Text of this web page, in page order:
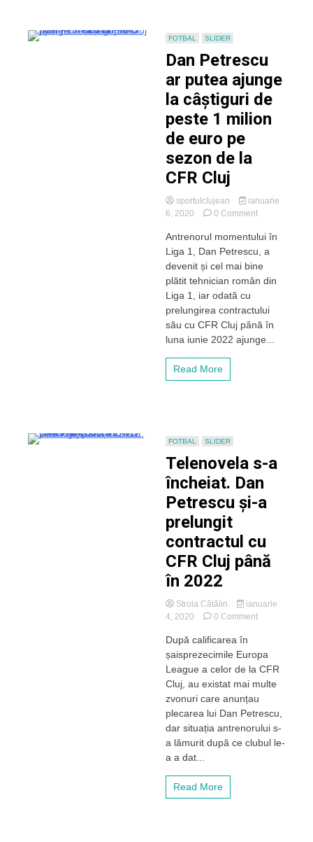
FOTBAL SLIDER
Dan Petrescu
ar putea ajunge
la câștiguri de
peste 1 milion
de euro pe
sezon de la
CFR Cluj
sportulclujean
ianuarie
6, 2020
0 Commenton
Petrescu
ar
putea
ajunge
de
peste
1
Antrenorul momentului în
Liga 1, Dan Petrescu, a
devenit și cel mai bine
plătit tehnician român din
Liga 1, iar odată cu
prelungirea contractului
său cu CFR Cluj până în
luna iunie 2022 ajunge...
Read More
FOTBAL SLIDER
Telenovela s-a
încheiat. Dan
Petrescu și-a
prelungit
contractul cu
CFR Cluj până
în 2022
Stroia Cătălin
ianuarie
4, 2020
0 Commenton
a
încheiat.
Dan
și-
a
prelungit
contractul
După calificarea în
șaisprezecimile Europa
League a celor de la CFR
Cluj, au existat mai multe
zvonuri care anunțau
plecarea lui Dan Petrescu,
dar situația antrenorului s-
a lămurit după ce clubul le-
a a dat...
Read More